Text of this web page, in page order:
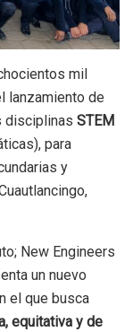
mil
lanzamiento de
disciplinas STEM
para
y
New Engineers
un nuevo
el que busca
equitativa y de